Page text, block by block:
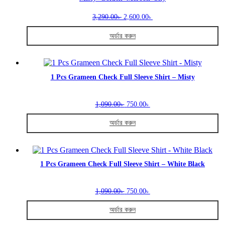
may
be
chosen
on
product
3,290.00৳ Original
price
was:
3,290.00৳ .
2,600.00৳
price
2,600.00৳ .
অর্ডার করুন
product
has
multiple
options
may
be
chosen
the
page
1 Pcs Grameen Check Full Sleeve Shirt – Misty
1,090.00৳ Original
price
was:
1,090.00৳ .
750.00৳
price
750.00৳ .
অর্ডার করুন
product
has
multiple
options
may
be
chosen
1 Pcs Grameen Check Full Sleeve Shirt – White Black
1,090.00৳ Original
price
was:
1,090.00৳ .
750.00৳
price
750.00৳ .
অর্ডার করুন